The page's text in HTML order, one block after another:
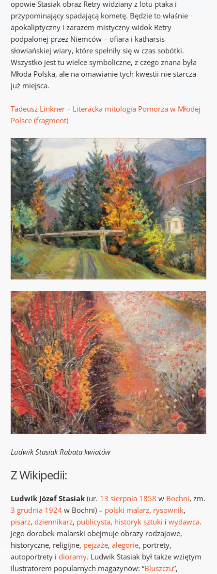
opowie Stasiak obraz Retry widziany z lotu ptaka i
przypominający spadającą kometę. Będzie to właśnie
apokaliptyczny i zarazem mistyczny widok Retry
podpalonej przez Niemców – ofiara i katharsis
słowiańskiej wiary, które spełniły się w czas sobótki.
Wszystko jest tu wielce symboliczne, z czego znana była
Młoda Polska, ale na omawianie tych kwestii nie starcza
już miejsca.
Tadeusz Linkner – Literacka mitologia Pomorza w Młodej
Polsce (fragment)
Ludwik Stasiak Rabata kwiatów
Z Wikipedii:
Ludwik Józef Stasiak(ur. 13 sierpnia 1858 w Bochni, zm.
3 grudnia 1924w Bochni) – polski malarz, rysownik,
pisarz, dziennikarz, publicysta, historyk sztuki i wydawca.
Jego dorobek malarski obejmuje obrazy rodzajowe,
historyczne, religijne, pejzaże, alegorie, portrety,
autoportrety i dioramy. Ludwik Stasiak był także wziętym
ilustratorem popularnych magazynów: “Bluszczu”,